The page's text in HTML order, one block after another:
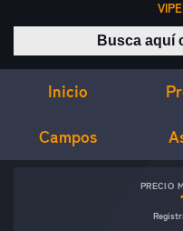
Inicio
Campos
PRECIO